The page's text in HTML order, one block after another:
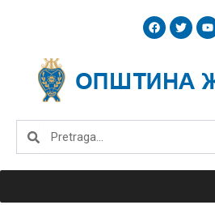
F
a
c
o
o
T
w
i
e
r
Y
o
u
b
e
Search